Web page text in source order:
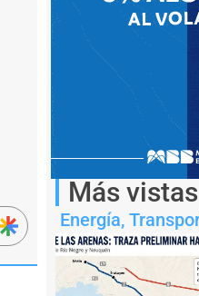
Más vistas
Energía,